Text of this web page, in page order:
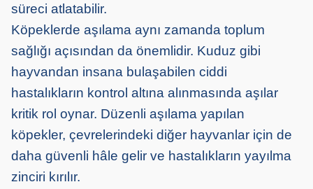
süreci atlatabilir.
Köpeklerde aşılama aynı zamanda toplum
sağlığı açısından da önemlidir. Kuduz gibi
hayvandan insana bulaşabilen ciddi
hastalıkların kontrol altına alınmasında aşılar
kritik rol oynar. Düzenli aşılama yapılan
köpekler, çevrelerindeki diğer hayvanlar için de
daha güvenli hâle gelir ve hastalıkların yayılma
zinciri kırılır.